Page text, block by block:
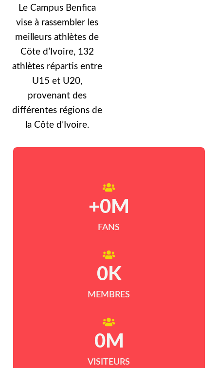
Le Campus Benfica
vise à rassembler les
meilleurs athlètes de
Côte d’Ivoire, 132
athlètes répartis entre
U15 et U20,
provenant des
différentes régions de
la Côte d’Ivoire.
FANS
+0 M
MEMBRES
0K
VISITEURS
0M